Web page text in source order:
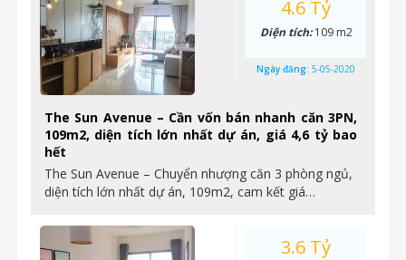
The Sun Avenue – Cần vốn bán nhanh căn 3PN,
109m2, diện tích lớn nhất dự án, giá 4,6 tỷ bao
hết
The Sun Avenue – Chuyển nhượng căn 3 phòng ngủ,
diện tích lớn nhất dự án, 109m2, cam kết giá…
4.6 Tỷ
Diện tích:109 m2
Ngày đăng: 5-05-2020
3.6 Tỷ